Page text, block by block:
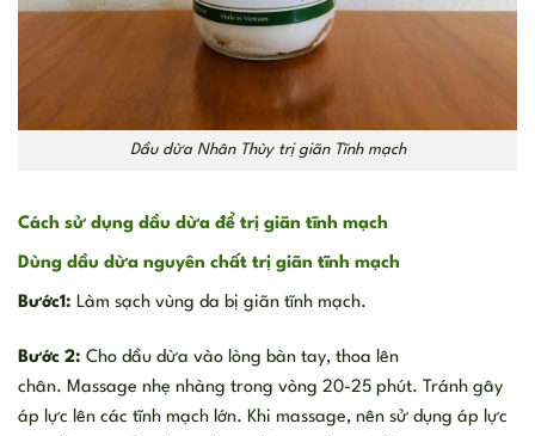
Dầu dừa Nhân Thùy trị giãn Tĩnh mạch
Cách sử dụng dầu dừa để trị giãn tĩnh mạch
Dùng dầu dừa nguyên chất trị giãn tĩnh mạch
Bước1: Làm sạch vùng da bị giãn tĩnh mạch.
Bước 2: Cho dầu dừa vào lòng bàn tay, thoa lên
chân. Massage nhẹ nhàng trong vòng 20-25 phút. Tránh gây
áp lực lên các tĩnh mạch lớn. Khi massage, nên sử dụng áp lực